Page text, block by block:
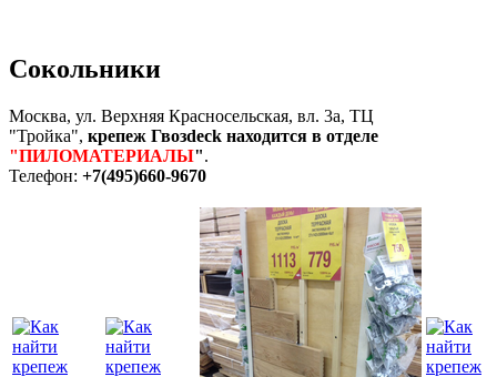
Сокольники
Москва, ул. Верхняя Красносельская, вл. 3а, ТЦ
"Тройка", крепеж Гвозdeck находится в отделе
"ПИЛОМАТЕРИАЛЫ".
Телефон: +7(495)660-9670